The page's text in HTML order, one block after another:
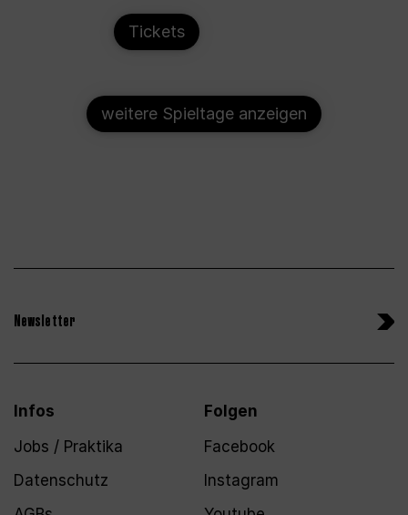
Tickets
weitere Spieltage anzeigen
Newsletter
Infos
Jobs / Praktika
Datenschutz
Folgen
Facebook
Instagram